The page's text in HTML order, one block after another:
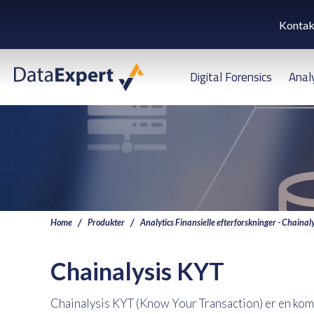
Digital Forensics
Home Produkter Analytics Finansielle efterforskninger -
Chainalysis KYT
Chainalysis KYT (Know Your Transaction) er en